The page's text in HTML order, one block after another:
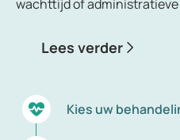
wachttijd of administratieve
Lees verder
Kies uw